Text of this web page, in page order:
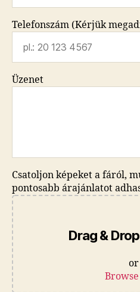
Telefonszám (Kérjük
Üzenet
Csatoljon képeket a fáról,
pontosabb árajánlatot
Drag &
or